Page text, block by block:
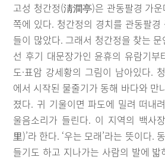
고성 청간정(淸澗亭)은 관동팔경 가
쪽에 있다. 청간정의 경치를 관동팔
들이 많았다. 그래서 청간정을 찾는
선 후기 대문장가인 윤휴의 유람기부
도·표암 강세황의 그림이 남아있다.
에서 시작된 물줄기가 동해 바다와 만
졌다. 귀 기울이면 파도에 밀려 떠내
울음소리가 들린다. 이 지역의 백사
里)’라 한다. ‘우는 모래’라는 뜻이다.
들기도 하고 지나가는 사람의 발에